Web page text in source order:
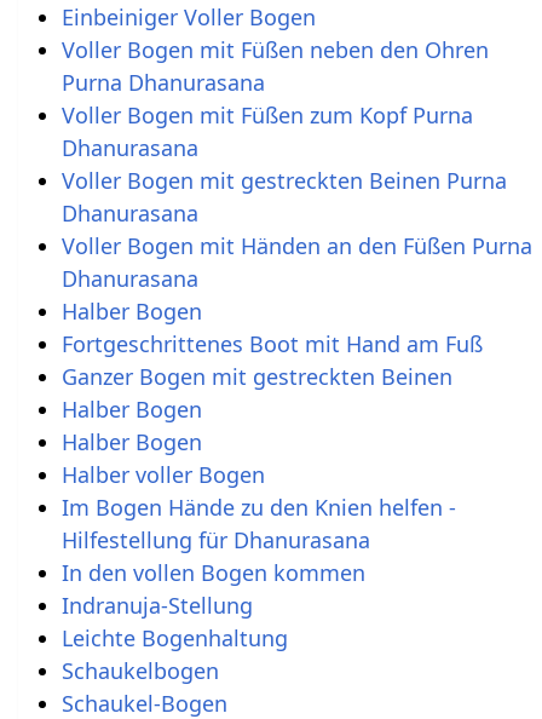
Einbeiniger Voller Bogen
Voller Bogen mit Füßen neben den Ohren
Purna Dhanurasana
Voller Bogen mit Füßen zum Kopf Purna
Dhanurasana
Voller Bogen mit gestreckten Beinen Purna
Dhanurasana
Voller Bogen mit Händen an den Füßen Purna
Dhanurasana
Halber Bogen
Fortgeschrittenes Boot mit Hand am Fuß
Ganzer Bogen mit gestreckten Beinen
Halber Bogen
Halber Bogen
Halber voller Bogen
Im Bogen Hände zu den Knien helfen -
Hilfestellung für Dhanurasana
In den vollen Bogen kommen
Indranuja-Stellung
Leichte Bogenhaltung
Schaukelbogen
Schaukel-Bogen